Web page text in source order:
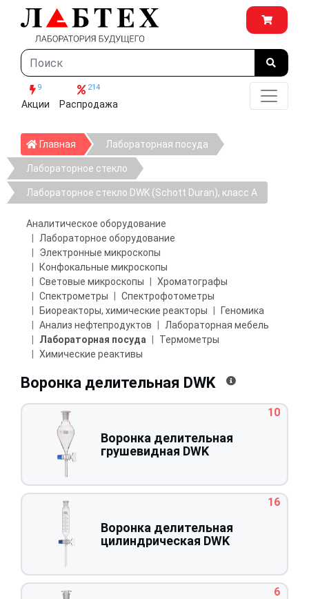
9
Акции
214
Распродажа
Главная ГлавнаяЛабораторная посуда
Лабораторное стекло
Лабораторное стекло DWK (Schott Duran), класс А
Аналитическое оборудование
Лабораторное оборудование
Электронные микроскопы
Конфокальные микроскопы
Световые микроскопы
Хроматографы
Спектрометры
Спектрофотометры
Биореакторы, химические реакторы
Геномика
Анализ нефтепродуктов
Лабораторная мебель
Лабораторная посуда
Термометры
Химические реактивы
Воронка делительная DWK
Воронка делительная
грушевидная DWK
10
Воронка делительная
цилиндрическая DWK
16
6